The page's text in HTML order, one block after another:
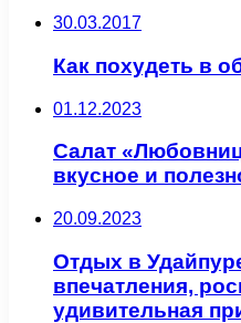
30.03.2017
Как похудеть в
01.12.2023
Салат
вкусное и
20.09.2023
Отдых в
впечатления,
удивительная